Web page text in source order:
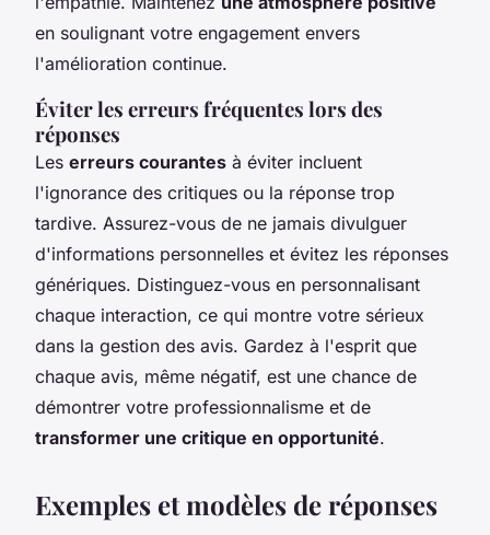
en soulignant votre engagement envers
l'amélioration continue.
Éviter les erreurs fréquentes lors des
réponses
Les erreurs courantes à éviter incluent
l'ignorance des critiques ou la réponse trop
tardive. Assurez-vous de ne jamais divulguer
d'informations personnelles et évitez les réponses
génériques. Distinguez-vous en personnalisant
chaque interaction, ce qui montre votre sérieux
dans la gestion des avis. Gardez à l'esprit que
chaque avis, même négatif, est une chance de
démontrer votre professionnalisme et de
transformer une critique en opportunité.
Exemples et modèles de réponses